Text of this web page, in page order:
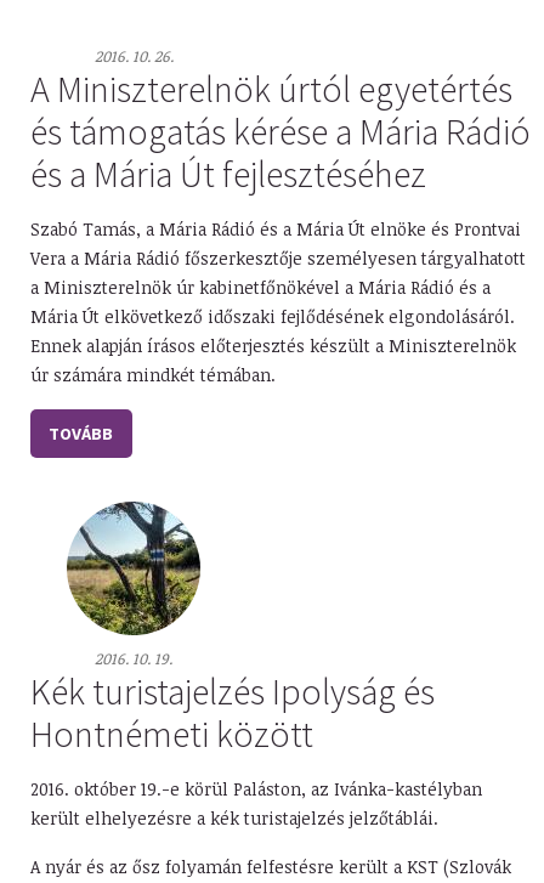
2016. 10. 26.
A Miniszterelnök úrtól egyetértés
és támogatás kérése a Mária Rádió
és a Mária Út fejlesztéséhez
Szabó Tamás, a Mária Rádió és a Mária Út elnöke és Prontvai
Vera a Mária Rádió főszerkesztője személyesen tárgyalhatott
a Miniszterelnök úr kabinetfőnökével a Mária Rádió és a
Mária Út elkövetkező időszaki fejlődésének elgondolásáról.
Ennek alapján írásos előterjesztés készült a Miniszterelnök
úr számára mindkét témában.
TOVÁBB
2016. 10. 19.
Kék turistajelzés Ipolyság és
Hontnémeti között
2016. október 19.-e körül Paláston, az Ivánka-kastélyban
került elhelyezésre a kék turistajelzés jelzőtáblái.
A nyár és az ősz folyamán felfestésre került a KST (Szlovák